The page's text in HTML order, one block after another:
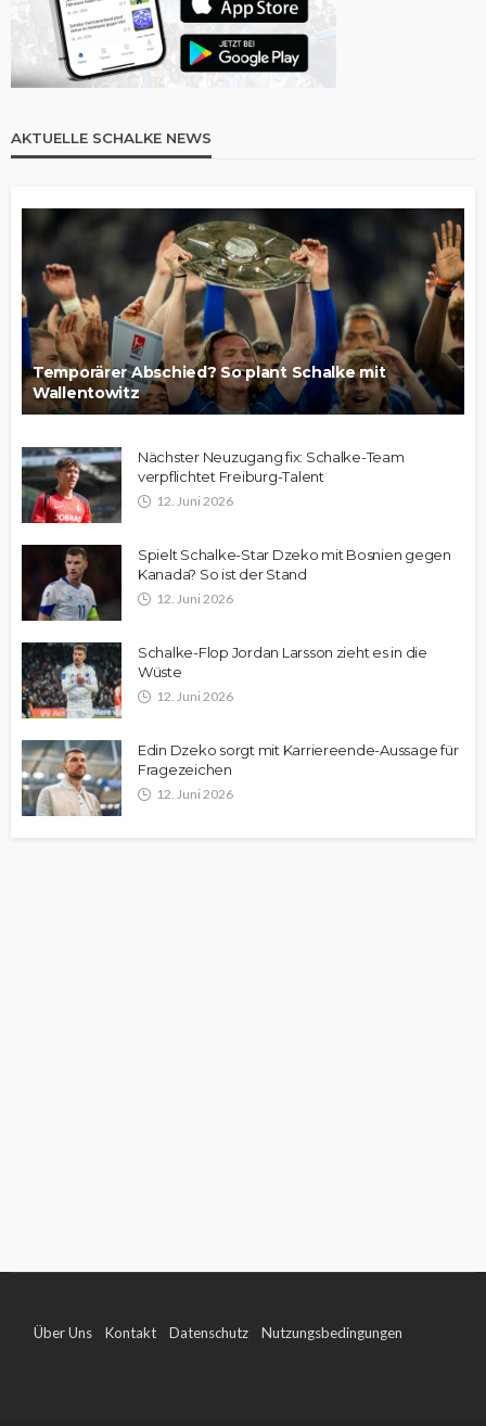
AKTUELLE SCHALKE NEWS
Temporärer Abschied? So plant Schalke mit
Wallentowitz
Nächster Neuzugang fix: Schalke-Team
verpflichtet Freiburg-Talent
12. Juni 2026
Spielt Schalke-Star Dzeko mit Bosnien gegen
Kanada? So ist der Stand
12. Juni 2026
Schalke-Flop Jordan Larsson zieht es in die
Wüste
12. Juni 2026
Edin Dzeko sorgt mit Karriereende-Aussage für
Fragezeichen
12. Juni 2026
Über Uns Kontakt Datenschutz Nutzungsbedingungen